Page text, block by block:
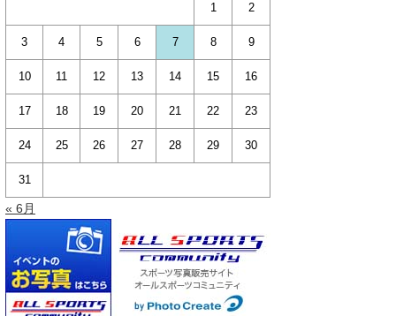
1 2
3 4 5 6 7 8 9
10 11 12 13 14 15 16
17 18 19 20 21 22 23
24 25 26 27 28 29 30
31
« 6月